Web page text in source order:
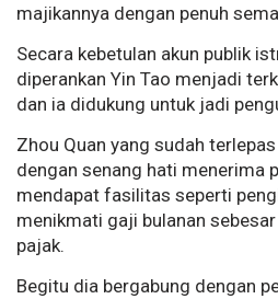
majikannya dengan penuh
Secara kebetulan akun publik
diperankan Yin Tao menjadi
dan ia didukung untuk jadi
Zhou Quan yang sudah
dengan senang hati menerima
mendapat fasilitas seperti
menikmati gaji bulanan
pajak.
Begitu dia bergabung dengan